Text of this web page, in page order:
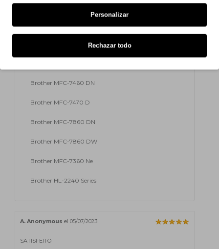
Brother HL-2270 DW
Brother HL-2280 DW
Brother MFC-7460 DN
Brother MFC-7470 D
Brother MFC-7860 DN
Brother MFC-7860 DW
Brother MFC-7360 Ne
Brother HL-2240 Series
A. Anonymous el 05/07/2023
SATISFEITO
Personalizar
Rechazar todo